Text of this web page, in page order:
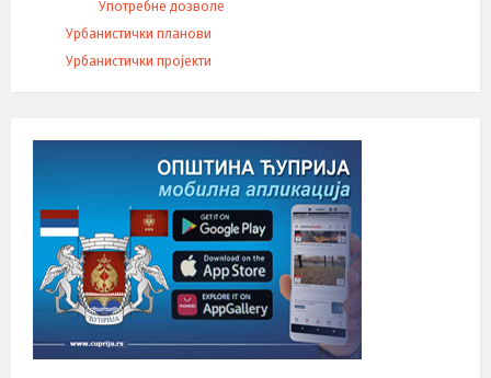
Употребне дозволе
Урбанистички планови
Урбанистички пројекти